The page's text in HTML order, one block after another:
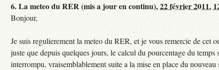
6.La meteo du RER (mis a jour en continu),22 février 2011,
Bonjour,
Je suis regulierement la meteo du RER, et je vous remercie de cet
juste que depuis quelques jours, le calcul du pourcentage du temps
interrompu, vraisemblablement suite a la mise en place du